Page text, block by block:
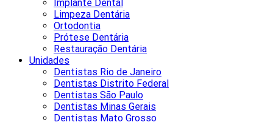
Implante Dental
Limpeza Dentária
Ortodontia
Prótese Dentária
Restauração Dentária
Unidades
Dentistas Rio de Janeiro
Dentistas Distrito Federal
Dentistas São Paulo
Dentistas Minas Gerais
Dentistas Mato Grosso